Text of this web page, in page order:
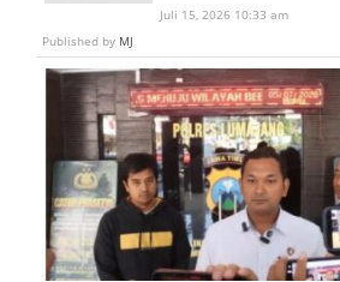
Juli 15, 2026 10:33 am
Published by MJ